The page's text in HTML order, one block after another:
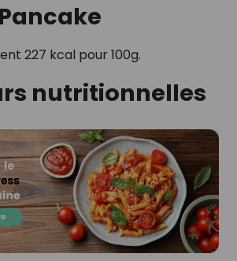
227 kcal pour 100g.
nutritionnelles